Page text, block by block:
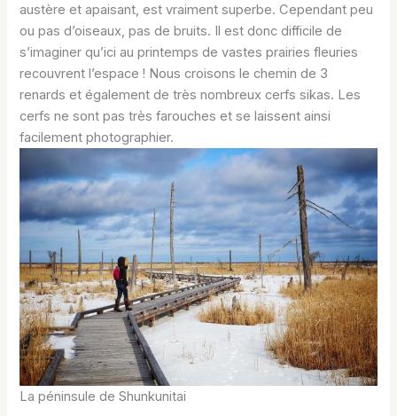
austère et apaisant, est vraiment superbe. Cependant peu
ou pas d’oiseaux, pas de bruits. Il est donc difficile de
s’imaginer qu’ici au printemps de vastes prairies fleuries
recouvrent l’espace ! Nous croisons le chemin de 3
renards et également de très nombreux cerfs sikas. Les
cerfs ne sont pas très farouches et se laissent ainsi
facilement photographier.
La péninsule de Shunkunitai